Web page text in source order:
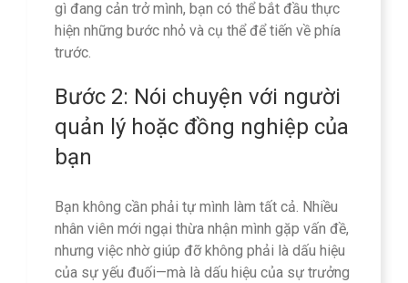
gì đang cản trở mình, bạn có thể bắt đầu thực
hiện những bước nhỏ và cụ thể để tiến về phía
trước.
Bước 2: Nói chuyện với người
quản lý hoặc đồng nghiệp của
bạn
Bạn không cần phải tự mình làm tất cả. Nhiều
nhân viên mới ngại thừa nhận mình gặp vấn đề,
nhưng việc nhờ giúp đỡ không phải là dấu hiệu
của sự yếu đuối—mà là dấu hiệu của sự trưởng